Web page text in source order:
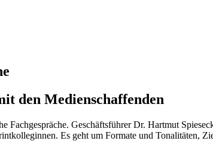
den Medienschaffenden
Fachgespräche. Geschäftsführer Dr. Hartmut
Es geht um Formate und Tonalitäten,